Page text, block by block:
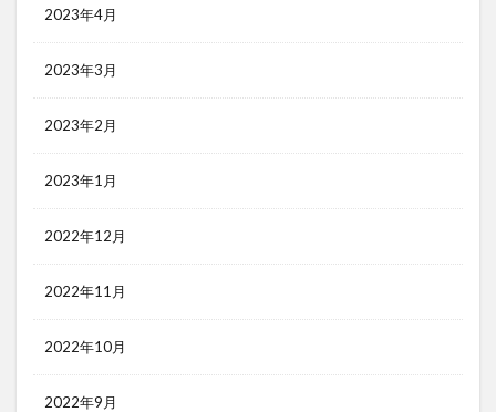
2023年4月
2023年3月
2023年2月
2023年1月
2022年12月
2022年11月
2022年10月
2022年9月